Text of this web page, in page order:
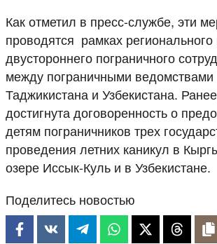
Как отметил в пресс-службе, эти
проводятся рамках регионального
двустороннего пограничного
между пограничными ведомствами
Таджикистана и Узбекистана.
достигнута договоренность о
детям пограничников трех
проведения летних каникул в
озере Иссык-Куль и в Узбекистане.
Поделитесь новостью